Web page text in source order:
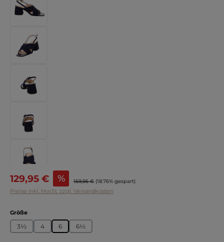
Verkaufspreis:
129,95 € % Regulärer Preis:
159,95 € (18.76% gespart)
Preise inkl. MwSt. zzgl. Versandkosten
Größeauswählen
3½ 4 6 6½